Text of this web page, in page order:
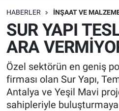
HABERLER İNŞAAT VE
SUR YAPI
ARA
Özel sektörün en geniş
firması olan Sur Yapı,
Antalya ve Yeşil Mavi
sahipleriyle
Depolama Çözümleri
İnşaat ve Malzeme
HaberOrtak
EndüstriST